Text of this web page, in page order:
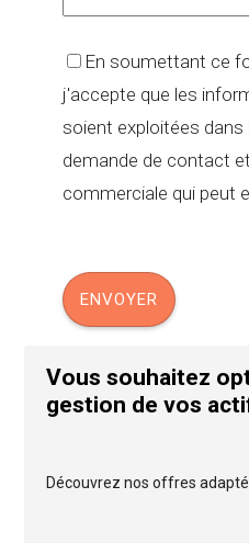
En soumettant ce
j'accepte que les
soient exploitées dans
demande de contact
commerciale qui peut
Vous souhaitez
gestion de vos
Découvrez nos offres